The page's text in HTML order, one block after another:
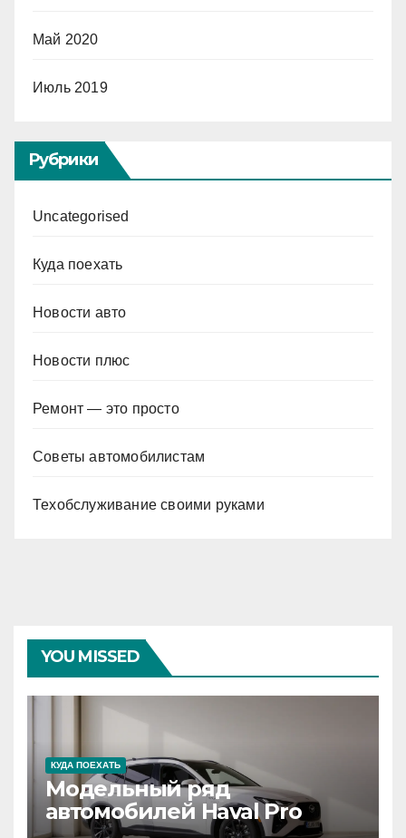
Май 2020
Июль 2019
Рубрики
Uncategorised
Куда поехать
Новости авто
Новости плюс
Ремонт — это просто
Советы автомобилистам
Техобслуживание своими руками
YOU MISSED
КУДА ПОЕХАТЬ
Модельный ряд
автомобилей Haval Pro